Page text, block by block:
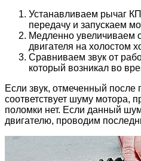
Устанавливаем рычаг
передачу и запускаем
Медленно увеличиваем
двигателя на холостом
Сравниваем звук от
который возникал во
Если звук, отмеченный после
соответствует шуму мотора,
поломки нет. Если данный
двигателю, проводим